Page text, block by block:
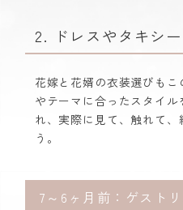
2. ドレスやタキシ
花嫁と花婿の衣装選びも
やテーマに合ったスタイ
れ、実際に見て、触れて
う。
7～6ヶ月前：ゲスト